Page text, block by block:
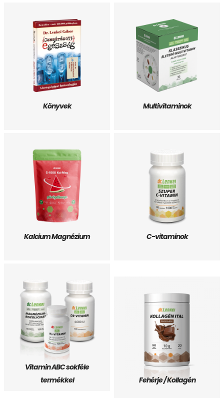
Könyvek Multivitaminok
Kalcium Magnézium C-vitaminok
Vitamin ABC sokféle
termékkel
Fehérje / Kollagén